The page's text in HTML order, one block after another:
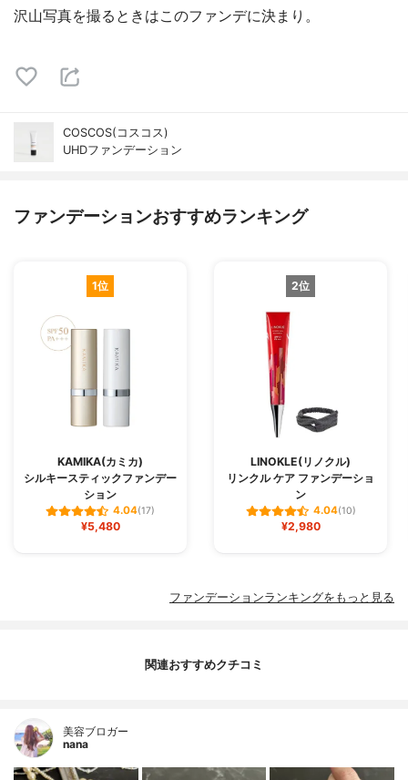
沢山写真を撮るときはこのファンデに決まり。
COSCOS(コスコス)
UHDファンデーション
ファンデーションおすすめランキング
1位
KAMIKA(カミカ)
シルキースティックファンデー
ション
4.04(17)
¥5,480
2位
LINOKLE(リノクル)
リンクル ケア ファンデーショ
ン
4.04(10)
¥2,980
ファンデーションランキングをもっと見る
関連おすすめクチコミ
美容ブロガー
nana